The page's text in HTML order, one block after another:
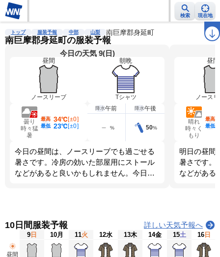
検索 現在地
雨雲レーダー 台風情報 地震情報 警報・注意報 ラ
トップ 服装予報 中部 山梨 南巨摩郡身延町
南巨摩郡身延町の服装予報
今日の天気 9(日)
昼間
ノースリーブ
朝晩
Tシャツ
曇り
時々猛
暑
最高 34℃[±0]
最低 23℃[±0]
降水午前
%
降水午後
50%
今日の昼間は、ノースリーブでも過ごせる
暑さです。冷房の効いた部屋用にストール
などがあると良いかもしれません。今日
昼間
ノース
晴れ
時々く
もり
最高
最低
明日の昼間
暑さです。
などがある
10日間服装予報 詳しい天気予報へ
昼間
9 日 10月 11火 12水 13木 14金 15土 16日